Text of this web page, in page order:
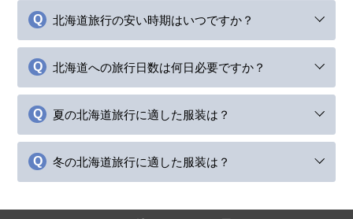
北海道旅行の安い時期はいつですか？
北海道への旅行日数は何日必要ですか？
夏の北海道旅行に適した服装は？
冬の北海道旅行に適した服装は？